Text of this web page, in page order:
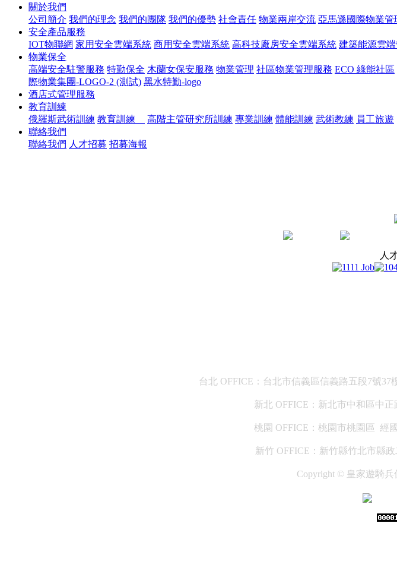
關於我們
公司簡介 我們的理念 我們的團隊 我們的優勢 社會責任 物業兩岸交流 亞馬遜國際物業管
安全產品服務
IOT物聯網 家用安全雲端系統 商用安全雲端系統 高科技廠房安全雲端系統 建築能源雲
物業保全
高端安全駐警服務 特勤保全 木蘭女保安服務 物業管理 社區物業管理服務 ECO 綠能社區
際物業集團-LOGO-2 (測試) 黑水特勤-logo
酒店式管理服務
教育訓練
俄羅斯武術訓練 教育訓練 高階主管研究所訓練 專業訓練 體能訓練 武術教練 員工旅遊
聯絡我們
聯絡我們 人才招募 招募海報
人
台北 OFFICE：台北市信義區信義路五段7號37
新北 OFFICE：新北市中和區中
桃園 OFFICE：桃園市桃園區 經
新竹 OFFICE：新竹縣竹北市縣
Copyright © 皇家遊騎兵